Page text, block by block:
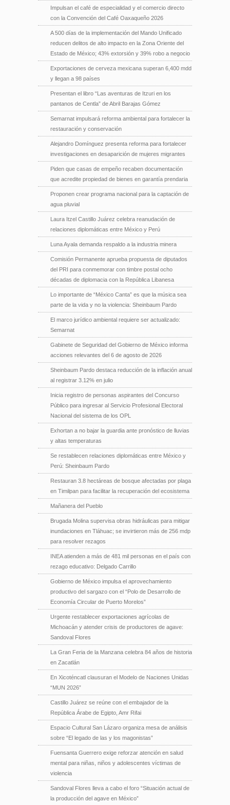
Impulsan el café de especialidad y el comercio directo
con la Convención del Café Oaxaqueño 2026
A 500 días de la implementación del Mando Unificado
reducen delitos de alto impacto en la Zona Oriente del
Estado de México; 43% extorsión y 39% robo a negocio
Exportaciones de cerveza mexicana superan 6,400 mdd
y llegan a 98 países
Presentan el libro “Las aventuras de Itzuri en los
pantanos de Centla” de Abril Barajas Gómez
Semarnat impulsará reforma ambiental para fortalecer la
restauración y conservación
Alejandro Domínguez presenta reforma para fortalecer
investigaciones en desaparición de mujeres migrantes
Piden que casas de empeño recaben documentación
que acredite propiedad de bienes en garantía prendaria
Proponen crear programa nacional para la captación de
agua pluvial
Laura Itzel Castillo Juárez celebra reanudación de
relaciones diplomáticas entre México y Perú
Luna Ayala demanda respaldo a la industria minera
Comisión Permanente aprueba propuesta de diputados
del PRI para conmemorar con timbre postal ocho
décadas de diplomacia con la República Libanesa
Lo importante de “México Canta” es que la música sea
parte de la vida y no la violencia: Sheinbaum Pardo
El marco jurídico ambiental requiere ser actualizado:
Semarnat
Gabinete de Seguridad del Gobierno de México informa
acciones relevantes del 6 de agosto de 2026
Sheinbaum Pardo destaca reducción de la inflación anual
al registrar 3.12% en julio
Inicia registro de personas aspirantes del Concurso
Público para ingresar al Servicio Profesional Electoral
Nacional del sistema de los OPL
Exhortan a no bajar la guardia ante pronóstico de lluvias
y altas temperaturas
Se restablecen relaciones diplomáticas entre México y
Perú: Sheinbaum Pardo
Restauran 3.8 hectáreas de bosque afectadas por plaga
en Timilpan para facilitar la recuperación del ecosistema
Mañanera del Pueblo
Brugada Molina supervisa obras hidráulicas para mitigar
inundaciones en Tláhuac; se invirtieron más de 256 mdp
para resolver rezagos
INEA atienden a más de 481 mil personas en el país con
rezago educativo: Delgado Carrillo
Gobierno de México impulsa el aprovechamiento
productivo del sargazo con el “Polo de Desarrollo de
Economía Circular de Puerto Morelos”
Urgente restablecer exportaciones agrícolas de
Michoacán y atender crisis de productores de agave:
Sandoval Flores
La Gran Feria de la Manzana celebra 84 años de historia
en Zacatlán
En Xicoténcatl clausuran el Modelo de Naciones Unidas
“MUN 2026”
Castillo Juárez se reúne con el embajador de la
República Árabe de Egipto, Amr Rifai
Espacio Cultural San Lázaro organiza mesa de análisis
sobre “El legado de las y los magonistas”
Fuensanta Guerrero exige reforzar atención en salud
mental para niñas, niños y adolescentes víctimas de
violencia
Sandoval Flores lleva a cabo el foro “Situación actual de
la producción del agave en México”